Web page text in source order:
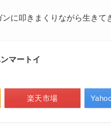
に叩きまくりながら生きて
マートイ
楽天市場